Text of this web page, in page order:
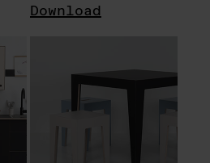
Download